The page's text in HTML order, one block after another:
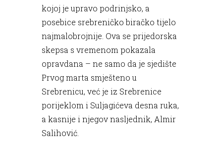
kojoj je upravo podrinjsko, a
posebice srebreničko biračko tijelo
najmalobrojnije. Ova se prijedorska
skepsa s vremenom pokazala
opravdana – ne samo da je sjedište
Prvog marta smješteno u
Srebrenicu, već je iz Srebrenice
porijeklom i Suljagićeva desna ruka,
a kasnije i njegov nasljednik, Almir
Salihović.